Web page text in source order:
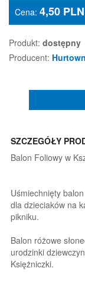
Cena: 4,50 PLN
Produkt: dostępny
Producent:
SZCZEGÓŁY
Balon Foliowy w
Uśmiechnięty
dla dzieciaków na
pikniku.
Balon różowe
urodzinki
Księżniczki.